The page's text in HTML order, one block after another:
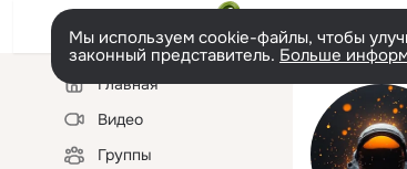
Мы используем cookie-файлы, чтобы
законный представитель. Больше
Левая
колонкаГлавная
Видео
Группы